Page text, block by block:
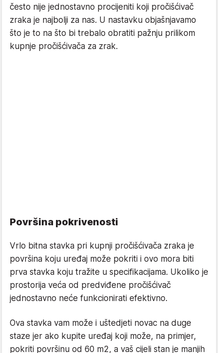
često nije jednostavno procijeniti koji pročišćivač
zraka je najbolji za nas. U nastavku objašnjavamo
što je to na što bi trebalo obratiti pažnju prilikom
kupnje pročišćivača za zrak.
Površina pokrivenosti
Vrlo bitna stavka pri kupnji pročišćivača zraka je
površina koju uređaj može pokriti i ovo mora biti
prva stavka koju tražite u specifikacijama. Ukoliko je
prostorija veća od predviđene pročišćivač
jednostavno neće funkcionirati efektivno.
Ova stavka vam može i uštedjeti novac na duge
staze jer ako kupite uređaj koji može, na primjer,
pokriti površinu od 60 m2, a vaš cijeli stan je manjih